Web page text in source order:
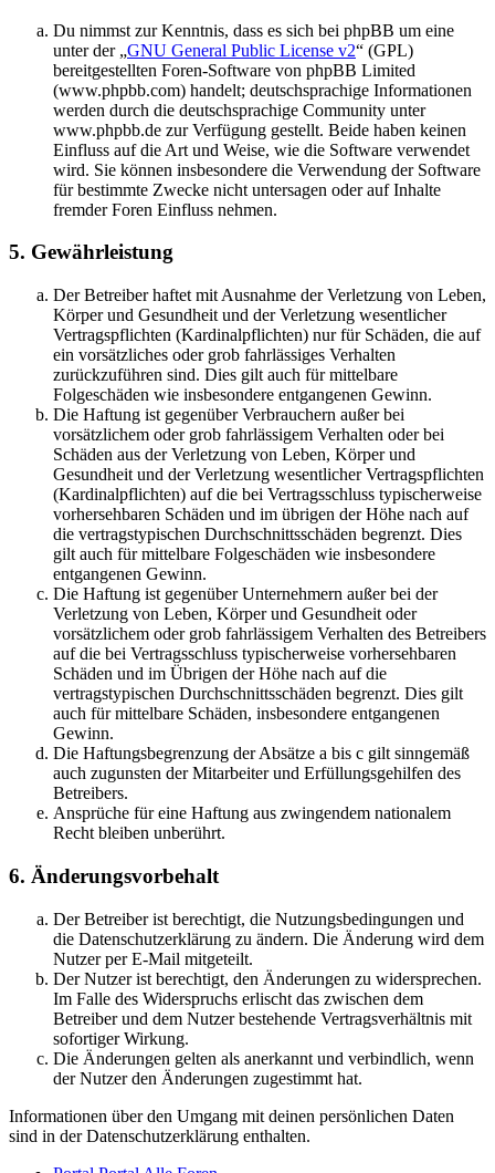
Du nimmst zur Kenntnis, dass es sich bei phpBB um eine
unter der „GNU General Public License v2“ (GPL)
bereitgestellten Foren-Software von phpBB Limited
(www.phpbb.com) handelt; deutschsprachige Informationen
werden durch die deutschsprachige Community unter
www.phpbb.de zur Verfügung gestellt. Beide haben keinen
Einfluss auf die Art und Weise, wie die Software verwendet
wird. Sie können insbesondere die Verwendung der Software
für bestimmte Zwecke nicht untersagen oder auf Inhalte
fremder Foren Einfluss nehmen.
5. Gewährleistung
Der Betreiber haftet mit Ausnahme der Verletzung von Leben,
Körper und Gesundheit und der Verletzung wesentlicher
Vertragspflichten (Kardinalpflichten) nur für Schäden, die auf
ein vorsätzliches oder grob fahrlässiges Verhalten
zurückzuführen sind. Dies gilt auch für mittelbare
Folgeschäden wie insbesondere entgangenen Gewinn.
Die Haftung ist gegenüber Verbrauchern außer bei
vorsätzlichem oder grob fahrlässigem Verhalten oder bei
Schäden aus der Verletzung von Leben, Körper und
Gesundheit und der Verletzung wesentlicher Vertragspflichten
(Kardinalpflichten) auf die bei Vertragsschluss typischerweise
vorhersehbaren Schäden und im übrigen der Höhe nach auf
die vertragstypischen Durchschnittsschäden begrenzt. Dies
gilt auch für mittelbare Folgeschäden wie insbesondere
entgangenen Gewinn.
Die Haftung ist gegenüber Unternehmern außer bei der
Verletzung von Leben, Körper und Gesundheit oder
vorsätzlichem oder grob fahrlässigem Verhalten des Betreibers
auf die bei Vertragsschluss typischerweise vorhersehbaren
Schäden und im Übrigen der Höhe nach auf die
vertragstypischen Durchschnittsschäden begrenzt. Dies gilt
auch für mittelbare Schäden, insbesondere entgangenen
Gewinn.
Die Haftungsbegrenzung der Absätze a bis c gilt sinngemäß
auch zugunsten der Mitarbeiter und Erfüllungsgehilfen des
Betreibers.
Ansprüche für eine Haftung aus zwingendem nationalem
Recht bleiben unberührt.
6. Änderungsvorbehalt
Der Betreiber ist berechtigt, die Nutzungsbedingungen und
die Datenschutzerklärung zu ändern. Die Änderung wird dem
Nutzer per E-Mail mitgeteilt.
Der Nutzer ist berechtigt, den Änderungen zu widersprechen.
Im Falle des Widerspruchs erlischt das zwischen dem
Betreiber und dem Nutzer bestehende Vertragsverhältnis mit
sofortiger Wirkung.
Die Änderungen gelten als anerkannt und verbindlich, wenn
der Nutzer den Änderungen zugestimmt hat.
Informationen über den Umgang mit deinen persönlichen Daten
sind in der Datenschutzerklärung enthalten.